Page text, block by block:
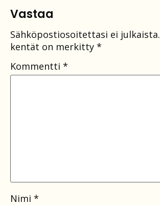
Vastaa
Sähköpostiosoitettasi ei julkaista.
kentät on merkitty *
Kommentti *
Nimi *